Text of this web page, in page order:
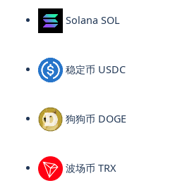
Solana SOL
稳定币 USDC
狗狗币 DOGE
波场币 TRX